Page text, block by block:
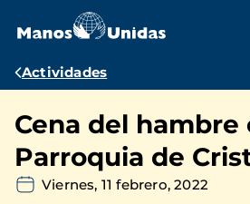
contenido
Ruta
navegación
Actividades
Cena del hambre
Parroquia de
Viernes, 11 febrero, 2022